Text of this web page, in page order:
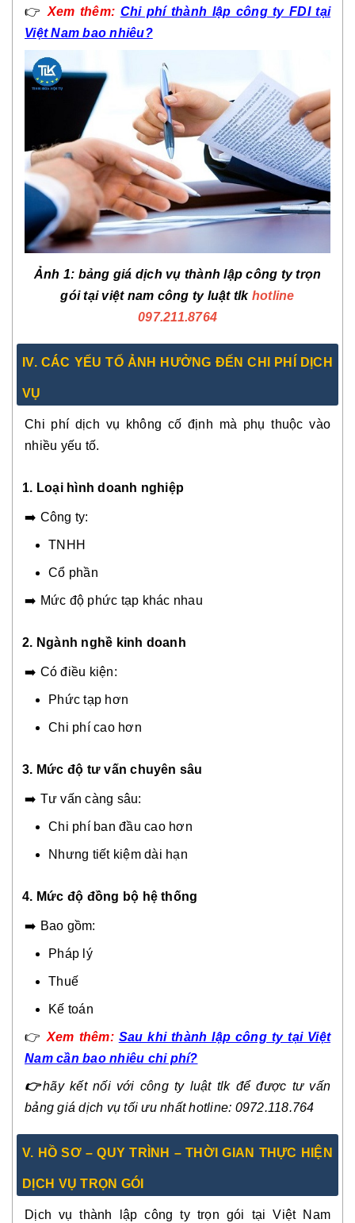
👉 Xem thêm: Chi phí thành lập công ty FDI tại
Việt Nam bao nhiêu?
Ảnh 1: bảng giá dịch vụ thành lập công ty trọn
gói tại việt nam công ty luật tlk hotline
097.211.8764
IV. CÁC YẾU TỐ ẢNH HƯỞNG ĐẾN CHI PHÍ DỊCH
VỤ
Chi phí dịch vụ không cố định mà phụ thuộc vào
nhiều yếu tố.
1. Loại hình doanh nghiệp
➡️ Công ty:
TNHH
Cổ phần
➡️ Mức độ phức tạp khác nhau
2. Ngành nghề kinh doanh
➡️ Có điều kiện:
Phức tạp hơn
Chi phí cao hơn
3. Mức độ tư vấn chuyên sâu
➡️ Tư vấn càng sâu:
Chi phí ban đầu cao hơn
Nhưng tiết kiệm dài hạn
4. Mức độ đồng bộ hệ thống
➡️ Bao gồm:
Pháp lý
Thuế
Kế toán
👉 Xem thêm: Sau khi thành lập công ty tại Việt
Nam cần bao nhiêu chi phí?
👉hãy kết nối với công ty luật tlk để được tư vấn
bảng giá dịch vụ tối ưu nhất hotline: 0972.118.764
V. HỒ SƠ – QUY TRÌNH – THỜI GIAN THỰC HIỆN
DỊCH VỤ TRỌN GÓI
Dịch vụ thành lập công ty trọn gói tại Việt Nam